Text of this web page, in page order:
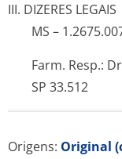
III. DIZERES LEGAIS
MS –
Farm. Resp.:
SP 33.512
Origens: Original